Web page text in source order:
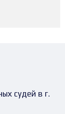
судей в г.